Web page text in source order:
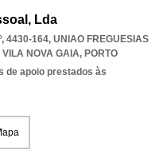
Lda
4430-164, UNIAO FREGUESIAS
NOVA GAIA, PORTO
de apoio prestados às